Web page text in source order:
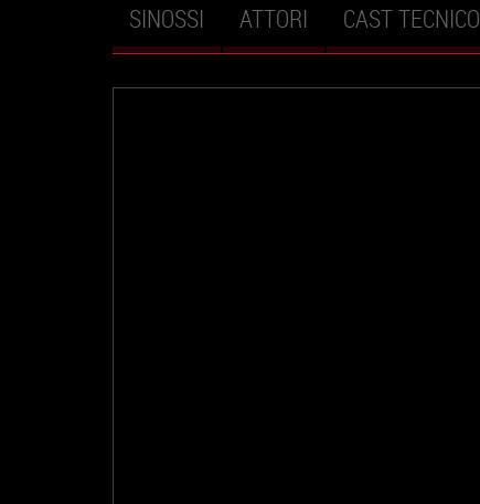
Schede primarie
SINOSSI ATTORI CAST TECNICO